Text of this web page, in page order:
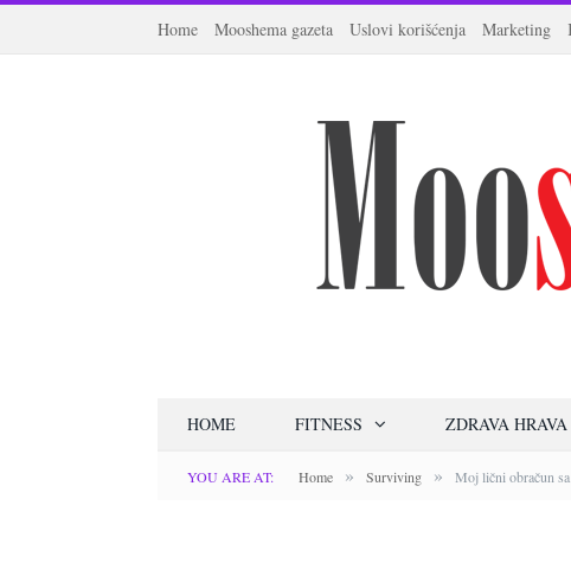
Home Mooshema gazeta Uslovi korišćenja Marketing
HOME FITNESS ZDRAVA HRAVA
YOU ARE AT: Home » Surviving » Moj lični obračun